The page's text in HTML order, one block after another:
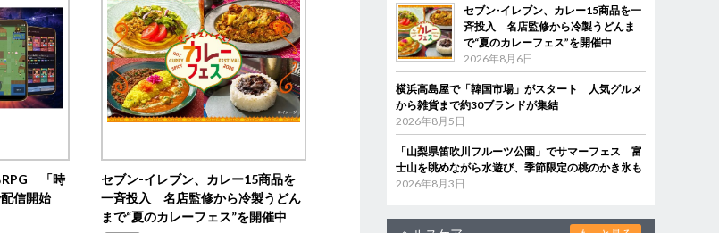
RPG 「時
信開始
セブン‐イレブン、カレー15商品を
一斉投入 名店監修から冷製うどん
まで“夏のカレーフェス”を開催中
セブン‐イレブン、カレー15商品を一
斉投入 名店監修から冷製うどんま
で“夏のカレーフェス”を開催中
2026年8月6日
横浜高島屋で「韓国市場」がスタート 人気グルメ
から雑貨まで約30ブランドが集結
2026年8月5日
「山梨県笛吹川フルーツ公園」でサマーフェス 富
士山を眺めながら水遊び、季節限定の桃のかき氷も
2026年8月3日